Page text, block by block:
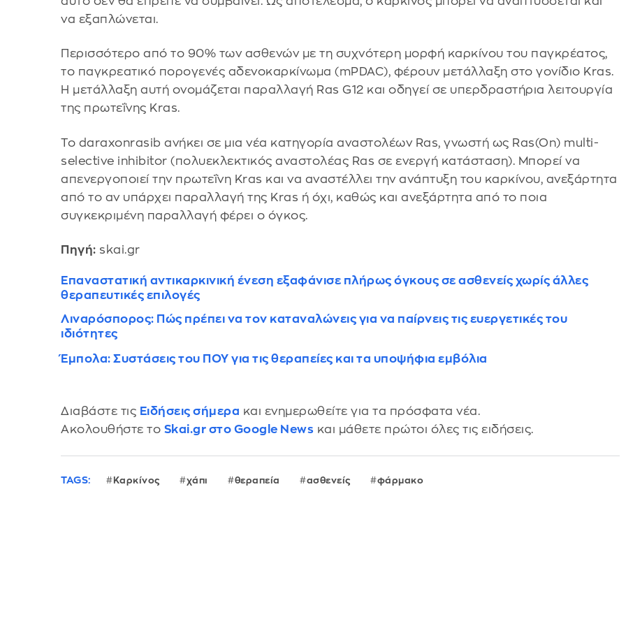
να εξαπλώνεται.
Περισσότερο από το 90% των ασθενών με τη συχνότερη μορφή καρκίνου του παγκρέατος,
το παγκρεατικό πορογενές αδενοκαρκίνωμα (mPDAC), φέρουν μετάλλαξη στο γονίδιο Kras.
Η μετάλλαξη αυτή ονομάζεται παραλλαγή Ras G12 και οδηγεί σε υπερδραστήρια λειτουργία
της πρωτεΐνης Kras.
Το daraxonrasib ανήκει σε μια νέα κατηγορία αναστολέων Ras, γνωστή ως Ras(On) multi-
selective inhibitor (πολυεκλεκτικός αναστολέας Ras σε ενεργή κατάσταση). Μπορεί να
απενεργοποιεί την πρωτεΐνη Kras και να αναστέλλει την ανάπτυξη του καρκίνου, ανεξάρτητα
από το αν υπάρχει παραλλαγή της Kras ή όχι, καθώς και ανεξάρτητα από το ποια
συγκεκριμένη παραλλαγή φέρει ο όγκος.
Πηγή: skai.gr
Επαναστατική αντικαρκινική ένεση εξαφάνισε πλήρως όγκους σε ασθενείς χωρίς άλλες
θεραπευτικές επιλογές
Λιναρόσπορος: Πώς πρέπει να τον καταναλώνεις για να παίρνεις τις ευεργετικές του
ιδιότητες
Έμπολα: Συστάσεις του ΠΟΥ για τις θεραπείες και τα υποψήφια εμβόλια
Διαβάστε τις Ειδήσεις σήμερα και ενημερωθείτε για τα πρόσφατα νέα.
Ακολουθήστε το Skai.gr στο Google News και μάθετε πρώτοι όλες τις ειδήσεις.
TAGS: Καρκίνος χάπι θεραπεία ασθενείς φάρμακο